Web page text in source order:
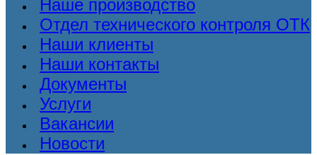
Наше производство
Отдел технического контроля ОТК
Наши клиенты
Наши контакты
Документы
Услуги
Вакансии
Новости